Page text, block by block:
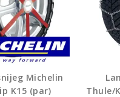
proizvoda
Michelin
K15 (par)
Thule/